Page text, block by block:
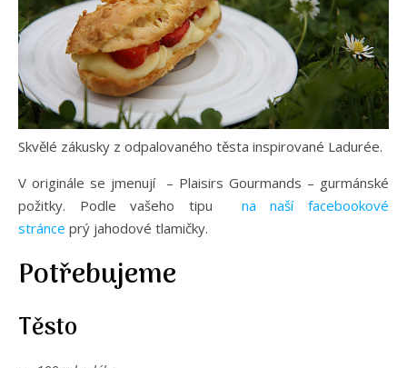
Skvělé zákusky z odpalovaného těsta inspirované Ladurée.
V originále se jmenují – Plaisirs Gourmands – gurmánské
požitky. Podle vašeho tipu
na naší facebookové
stránce prý jahodové tlamičky.
Potřebujeme
Těsto